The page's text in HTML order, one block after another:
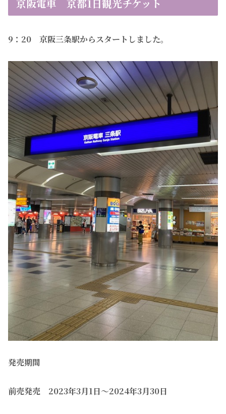
京阪電車 京都1日観光チケット
9：20 京阪三条駅からスタートしました。
発売期間
前売発売 2023年3月1日〜2024年3月30日